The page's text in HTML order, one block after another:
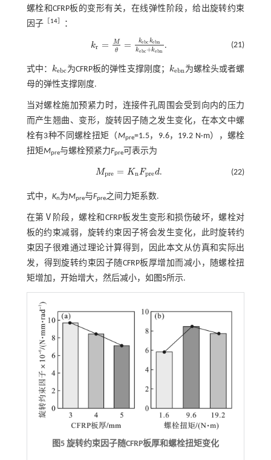
螺栓和CFRP板的变形有关，在线弹性阶段，给出旋转约束
因子
14］ ：
kr =
M
θ
= kebc kebn
kebc+kebn
kr= M θ=k ebc kebnkebc+. (21)
式中： kebc
kebc为CFRP板的弹性支撑刚度； kebn
kebn为螺栓头或者螺
母的弹性支撑刚度.
当对螺栓施加预紧力时，连接件孔周围会受到向内的压力
而产生翘曲、变形，旋转因子随之发生变化，在本文中螺
栓有3种不同螺栓扭矩（ Mpre=1.5，9.6，19.2 N·m），螺栓
扭矩Mpre与螺栓预紧力Fpre可表示为
Mpre = KnFpred
Mpre =Kn Fpred . (22)
式中， Kn为Mpre与Fpre之间力矩系数.
在第Ⅴ阶段，螺栓和CFRP板发生变形和损伤破坏，螺栓对
板的约束减弱，旋转约束因子将会发生变化，此时旋转约
束因子很难通过理论计算得到，因此本文从仿真和实际出
发，得到旋转约束因子随CFRP板厚增加而减小，随螺栓扭
矩增加，开始增大，然后减小，如 图5所示.
图5 旋转约束因子随CFRP板厚和螺栓扭矩变化